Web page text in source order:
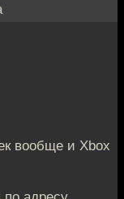
вообще и Xbox